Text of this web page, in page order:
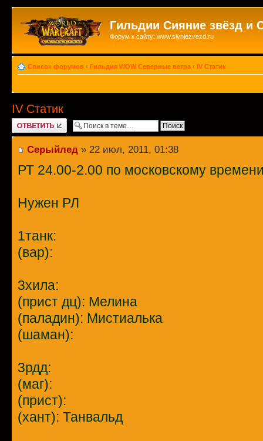
Гильдии Сияние звёзд и
Форум к сайту: www.siyniezvezd.ru
Список форумов ‹ Гильдия WOW Северные ветра ‹ IV Статик
IV Статик
Ответить
Серыйлед » 22 июл, 2011, 01:38
РТ 24.00-2.00 по московскому
Нужен РЛ
1танк:
(вар):
3хила:
(прист дц): Мелина
(паладин): Мистиалька
(шаман):
3рдд:
(маг):
(прист):
(хант): Танвальд